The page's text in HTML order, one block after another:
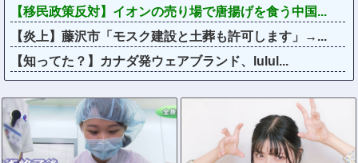
【移民政策反対】イオンの売り場で唐揚げを食う中国...
【炎上】藤沢市「モスク建設と土葬も許可します」→...
【知ってた？】カナダ発ウェアブランド、lulul...